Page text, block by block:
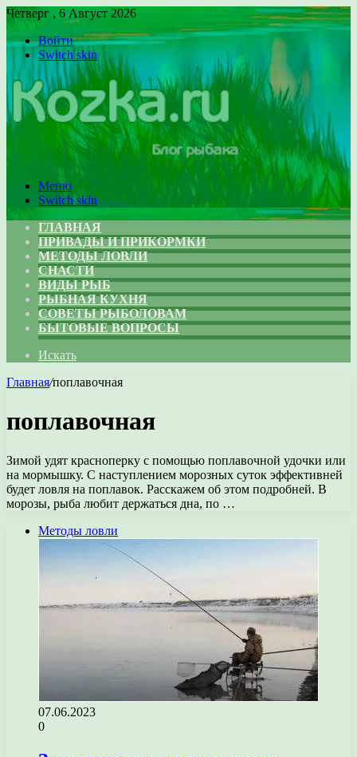
Четверг , 6 Август 2026
Войти
Switch skin
Меню
Switch skin
ГЛАВНАЯ
ПРИВАДЫ И ПРИКОРМКИ
МЕТОДЫ ЛОВЛИ
СНАСТИ
ВИДЫ РЫБ
РЫБНАЯ КУХНЯ
СОВЕТЫ РЫБОЛОВАМ
БЫТОВЫЕ ВОПРОСЫ
Искать
Главная/поплавочная
поплавочная
Зимой удят красноперку с помощью поплавочной удочки или
на мормышку. С наступлением морозных суток эффективней
будет ловля на поплавок. Расскажем об этом подробней. В
морозы, рыба любит держаться дна, по …
Методы ловли
07.06.2023
0